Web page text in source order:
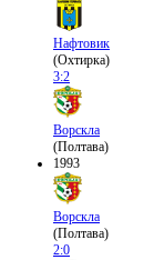
Нафтовик
(Охтирка)
3:2
Ворскла
(Полтава)
1993
Ворскла
(Полтава)
2:0